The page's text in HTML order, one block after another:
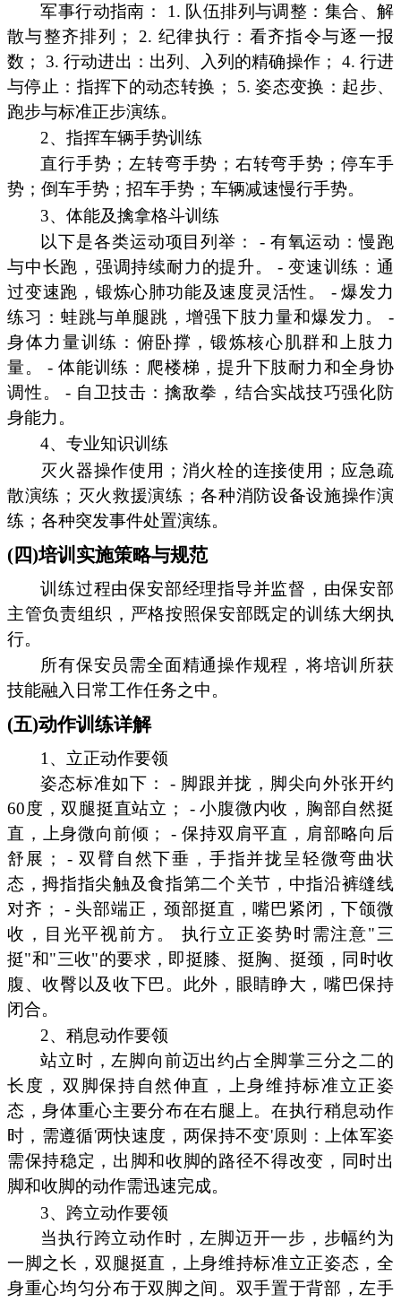
军事行动指南： 1. 队伍排列与调整：集合、解
散与整齐排列； 2. 纪律执行：看齐指令与逐一报
数； 3. 行动进出：出列、入列的精确操作； 4. 行进
与停止：指挥下的动态转换； 5. 姿态变换：起步、
跑步与标准正步演练。
2、指挥车辆手势训练
直行手势；左转弯手势；右转弯手势；停车手
势；倒车手势；招车手势；车辆减速慢行手势。
3、体能及擒拿格斗训练
以下是各类运动项目列举： - 有氧运动：慢跑
与中长跑，强调持续耐力的提升。 - 变速训练：通
过变速跑，锻炼心肺功能及速度灵活性。 - 爆发力
练习：蛙跳与单腿跳，增强下肢力量和爆发力。 -
身体力量训练：俯卧撑，锻炼核心肌群和上肢力
量。 - 体能训练：爬楼梯，提升下肢耐力和全身协
调性。 - 自卫技击：擒敌拳，结合实战技巧强化防
身能力。
4、专业知识训练
灭火器操作使用；消火栓的连接使用；应急疏
散演练；灭火救援演练；各种消防设备设施操作演
练；各种突发事件处置演练。
(四)培训实施策略与规范
训练过程由保安部经理指导并监督，由保安部
主管负责组织，严格按照保安部既定的训练大纲执
行。
所有保安员需全面精通操作规程，将培训所获
技能融入日常工作任务之中。
(五)动作训练详解
1、立正动作要领
姿态标准如下： - 脚跟并拢，脚尖向外张开约
60度，双腿挺直站立； - 小腹微内收，胸部自然挺
直，上身微向前倾； - 保持双肩平直，肩部略向后
舒展； - 双臂自然下垂，手指并拢呈轻微弯曲状
态，拇指指尖触及食指第二个关节，中指沿裤缝线
对齐； - 头部端正，颈部挺直，嘴巴紧闭，下颌微
收，目光平视前方。 执行立正姿势时需注意"三
挺"和"三收"的要求，即挺膝、挺胸、挺颈，同时收
腹、收臀以及收下巴。此外，眼睛睁大，嘴巴保持
闭合。
2、稍息动作要领
站立时，左脚向前迈出约占全脚掌三分之二的
长度，双脚保持自然伸直，上身维持标准立正姿
态，身体重心主要分布在右腿上。在执行稍息动作
时，需遵循'两快速度，两保持不变'原则：上体军姿
需保持稳定，出脚和收脚的路径不得改变，同时出
脚和收脚的动作需迅速完成。
3、跨立动作要领
当执行跨立动作时，左脚迈开一步，步幅约为
一脚之长，双腿挺直，上身维持标准立正姿态，全
身重心均匀分布于双脚之间。双手置于背部，左手